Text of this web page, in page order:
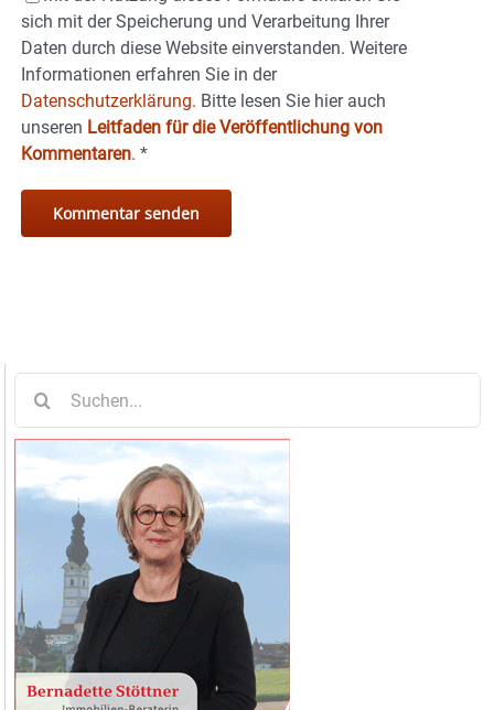
sich mit der Speicherung und Verarbeitung Ihrer
Daten durch diese Website einverstanden. Weitere
Informationen erfahren Sie in der
Datenschutzerklärung. Bitte lesen Sie hier auch
unseren Leitfaden für die Veröffentlichung von
Kommentaren. *
nach: